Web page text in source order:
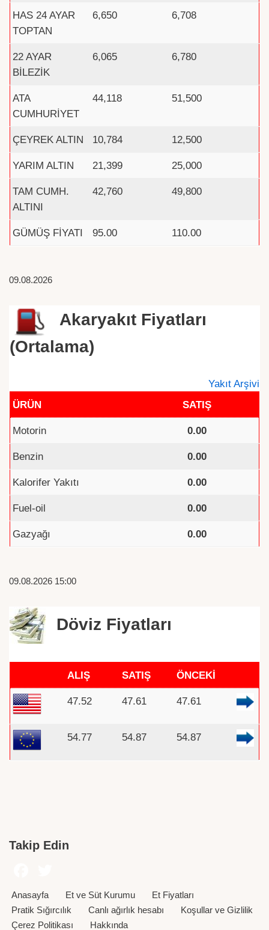
HAS 24 AYAR
TOPTAN
6,650 6,708
22 AYAR
BİLEZİK
6,065 6,780
ATA
CUMHURİYET
44,118 51,500
ÇEYREK ALTIN 10,784 12,500
YARIM ALTIN 21,399 25,000
TAM CUMH.
ALTINI
42,760 49,800
GÜMÜŞ FİYATI 95.00 110.00
09.08.2026
Akaryakıt Fiyatları
(Ortalama)
Yakıt Arşivi
ÜRÜN
SATIŞ
Motorin 0.00
Benzin 0.00
Kalorifer Yakıtı 0.00
Fuel-oil 0.00
Gazyağı 0.00
09.08.2026 15:00
Döviz Fiyatları
ALIŞ SATIŞ ÖNCEKİ
47.52 47.61 47.61
54.77 54.87 54.87
Takip Edin
Anasayfa Et ve Süt Kurumu
Et Fiyatları
Pratik Sığırcılık
Canlı ağırlık hesabı
Koşullar ve Gizlilik
Çerez Politikası
Hakkında